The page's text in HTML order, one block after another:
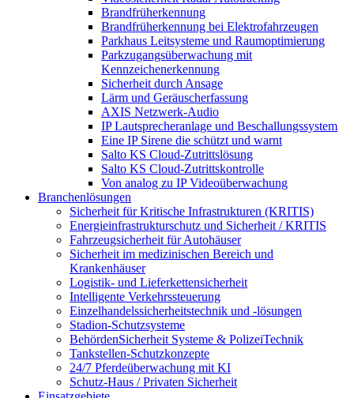
Brandfrüherkennung
Brandfrüherkennung bei Elektrofahrzeugen
Parkhaus Leitsysteme und Raumoptimierung
Parkzugangsüberwachung mit
Kennzeichenerkennung
Sicherheit durch Ansage
Lärm und Geräuscherfassung
AXIS Netzwerk-Audio
IP Lautsprecheranlage und Beschallungssystem
Eine IP Sirene die schützt und warnt
Salto KS Cloud-Zutrittslösung
Salto KS Cloud-Zutrittskontrolle
Von analog zu IP Videoüberwachung
Branchenlösungen
Sicherheit für Kritische Infrastrukturen (KRITIS)
Energieinfrastrukturschutz und Sicherheit / KRITIS
Fahrzeugsicherheit für Autohäuser
Sicherheit im medizinischen Bereich und
Krankenhäuser
Logistik- und Lieferkettensicherheit
Intelligente Verkehrssteuerung
Einzelhandelssicherheitstechnik und -lösungen
Stadion-Schutzsysteme
BehördenSicherheit Systeme & PolizeiTechnik
Tankstellen-Schutzkonzepte​
24/7 Pferdeüberwachung mit KI
Schutz-Haus / Privaten Sicherheit